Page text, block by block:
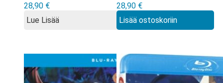
28,90 €
Lue Lisää
28,90 €
Lisää ostoskoriin